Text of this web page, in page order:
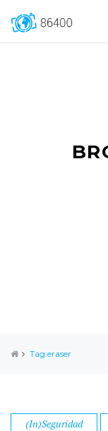
Tag:eraser
(In)Seguridad